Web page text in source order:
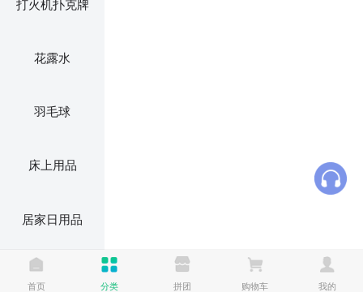
打火机扑克牌
花露水
羽毛球
床上用品
居家日用品
电风扇 电蚊拍
首页 分类 拼团 购物车 我的